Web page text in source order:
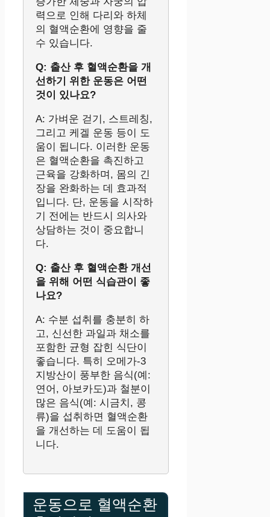
력으로 인해 다리와 하체
의 혈액순환에 영향을 줄
수 있습니다.
Q: 출산 후 혈액순환을 개
선하기 위한 운동은 어떤
것이 있나요?
A: 가벼운 걷기, 스트레칭,
그리고 케겔 운동 등이 도
움이 됩니다. 이러한 운동
은 혈액순환을 촉진하고
근육을 강화하며, 몸의 긴
장을 완화하는 데 효과적
입니다. 단, 운동을 시작하
기 전에는 반드시 의사와
상담하는 것이 중요합니
다.
Q: 출산 후 혈액순환 개선
을 위해 어떤 식습관이 좋
나요?
A: 수분 섭취를 충분히 하
고, 신선한 과일과 채소를
포함한 균형 잡힌 식단이
좋습니다. 특히 오메가-3
지방산이 풍부한 음식(예:
연어, 아보카도)과 철분이
많은 음식(예: 시금치, 콩
류)을 섭취하면 혈액순환
을 개선하는 데 도움이 됩
니다.
운동으로 혈액순환